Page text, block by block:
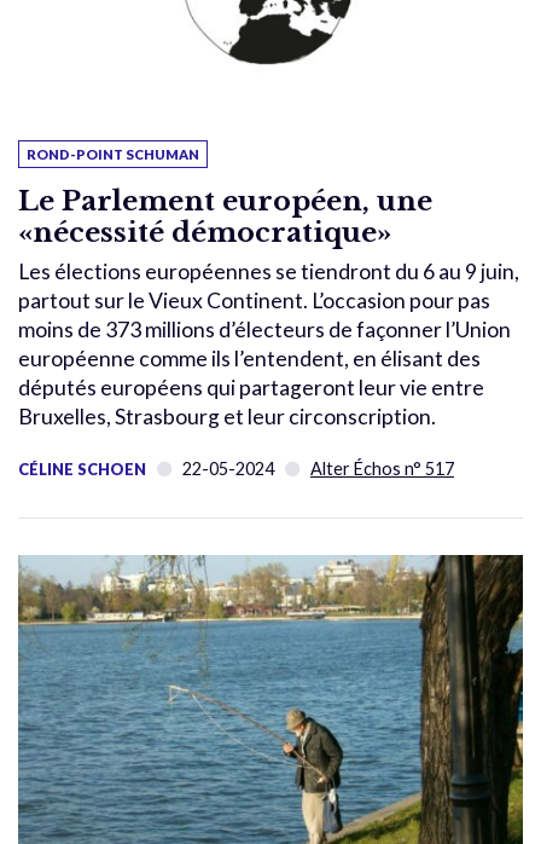
ROND-POINT SCHUMAN
Le Parlement européen, une
«nécessité démocratique»
Les élections européennes se tiendront du 6 au 9 juin,
partout sur le Vieux Continent. L’occasion pour pas
moins de 373 millions d’électeurs de façonner l’Union
européenne comme ils l’entendent, en élisant des
députés européens qui partageront leur vie entre
Bruxelles, Strasbourg et leur circonscription.
CÉLINE SCHOEN 22-05-2024 Alter Échos n° 517